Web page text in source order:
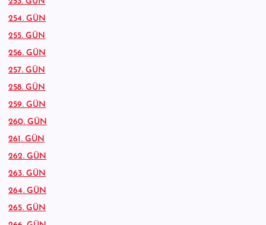
254. GÜN
255. GÜN
256. GÜN
257. GÜN
258. GÜN
259. GÜN
260. GÜN
261. GÜN
262. GÜN
263. GÜN
264. GÜN
265. GÜN